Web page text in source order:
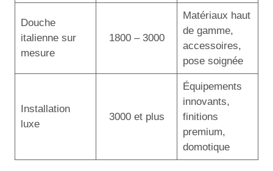
Douche
italienne sur
mesure
1800 – 3000
Matériaux haut
de gamme,
accessoires,
pose soignée
Installation
luxe
3000 et plus
Équipements
innovants,
finitions
premium,
domotique